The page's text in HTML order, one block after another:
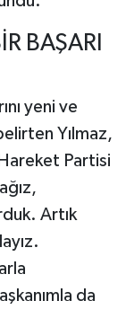
BAŞARI
yeni ve
Yılmaz,
Partisi
Artık
da